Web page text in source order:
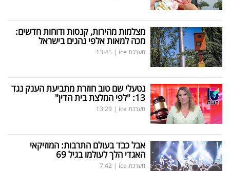
מצלמות מהירות, קנסות ודוחות חדשים:
מכה למאות אלפי נהגים בישראל
מערכת ice |
13:45
נטעלי שם טוב חוזרת מתביעת הענק נגד
13: "לפי המלצת בית הדין"
מערכת ice |
13:29
אבל כבד בעולם התרבות: המוזיקאי
האגדי הלך לעולמו בגיל 69
מערכת ice |
7:42